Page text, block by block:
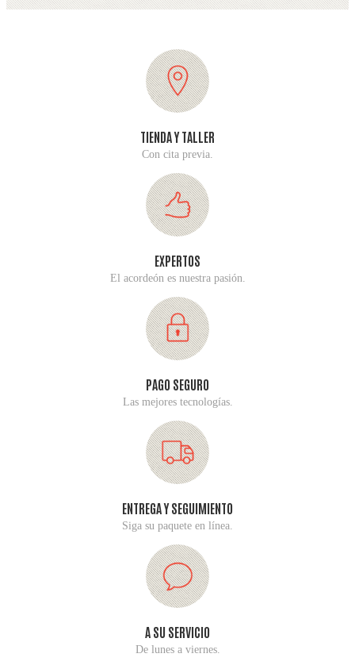
TIENDA Y TALLER
Con cita previa.
EXPERTOS
El acordeón es nuestra pasión.
PAGO SEGURO
Las mejores tecnologías.
ENTREGA Y SEGUIMIENTO
Siga su paquete en línea.
A SU SERVICIO
De lunes a viernes.